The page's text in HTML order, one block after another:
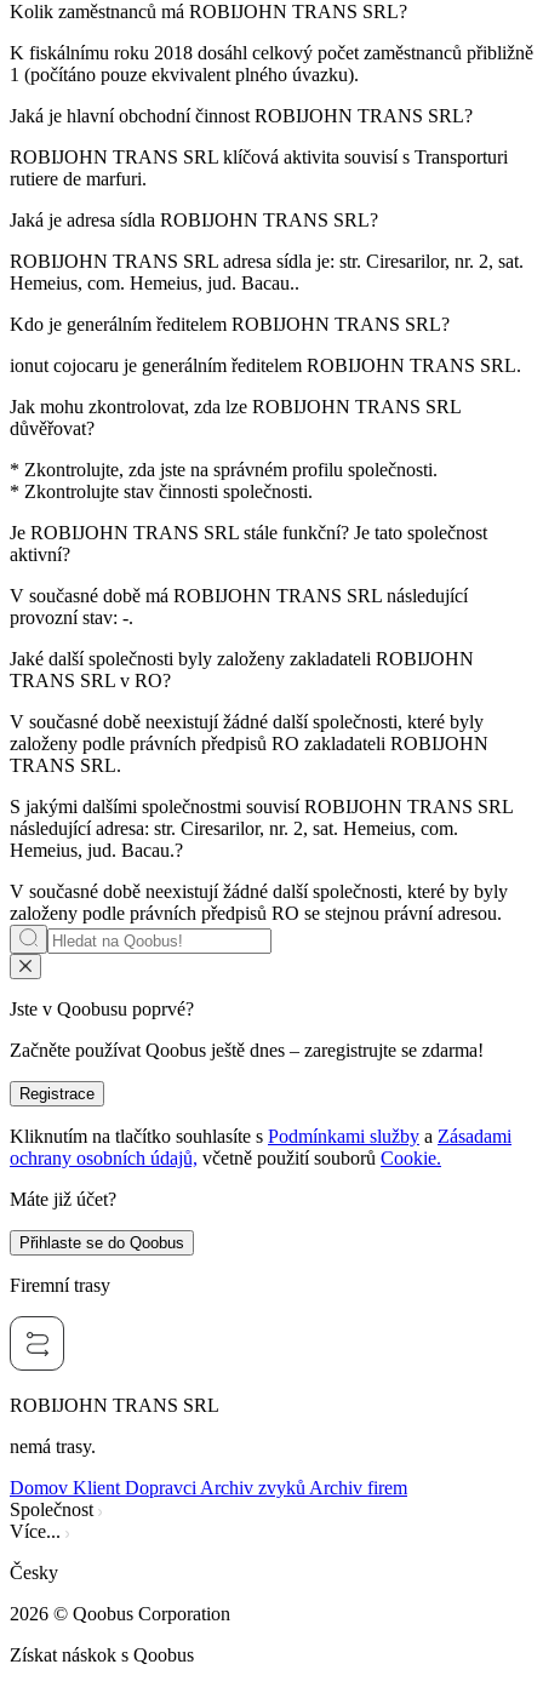
Kolik zaměstnanců má ROBIJOHN TRANS SRL?
K fiskálnímu roku 2018 dosáhl celkový počet zaměstnanců přibližně
1 (počítáno pouze ekvivalent plného úvazku).
Jaká je hlavní obchodní činnost ROBIJOHN TRANS SRL?
ROBIJOHN TRANS SRL klíčová aktivita souvisí s Transporturi
rutiere de marfuri.
Jaká je adresa sídla ROBIJOHN TRANS SRL?
ROBIJOHN TRANS SRL adresa sídla je: str. Ciresarilor, nr. 2, sat.
Hemeius, com. Hemeius, jud. Bacau..
Kdo je generálním ředitelem ROBIJOHN TRANS SRL?
ionut cojocaru je generálním ředitelem ROBIJOHN TRANS SRL.
Jak mohu zkontrolovat, zda lze ROBIJOHN TRANS SRL
důvěřovat?
* Zkontrolujte, zda jste na správném profilu společnosti.
* Zkontrolujte stav činnosti společnosti.
Je ROBIJOHN TRANS SRL stále funkční? Je tato společnost
aktivní?
V současné době má ROBIJOHN TRANS SRL následující
provozní stav: -.
Jaké další společnosti byly založeny zakladateli ROBIJOHN
TRANS SRL v RO?
V současné době neexistují žádné další společnosti, které byly
založeny podle právních předpisů RO zakladateli ROBIJOHN
TRANS SRL.
S jakými dalšími společnostmi souvisíROBIJOHN TRANS SRL
následující adresa: str. Ciresarilor, nr. 2, sat. Hemeius, com.
Hemeius, jud. Bacau.?
V současné době neexistují žádné další společnosti, které by byly
založeny podle právních předpisů RO se stejnou právní adresou.
Jste v Qoobusu poprvé?
Začněte používat Qoobus ještě dnes – zaregistrujte se zdarma!
Registrace
Kliknutím na tlačítko souhlasíte s Podmínkami služby a Zásadami
ochrany osobních údajů, včetně použití souborů Cookie.
Máte již účet?
Přihlaste se do Qoobus
Firemní trasy
ROBIJOHN TRANS SRL
nemá trasy.
Domov Klient Dopravci Archiv zvyků Archiv firem
Společnost
Více...
Česky
2026 © Qoobus Corporation
Získat náskok s Qoobus